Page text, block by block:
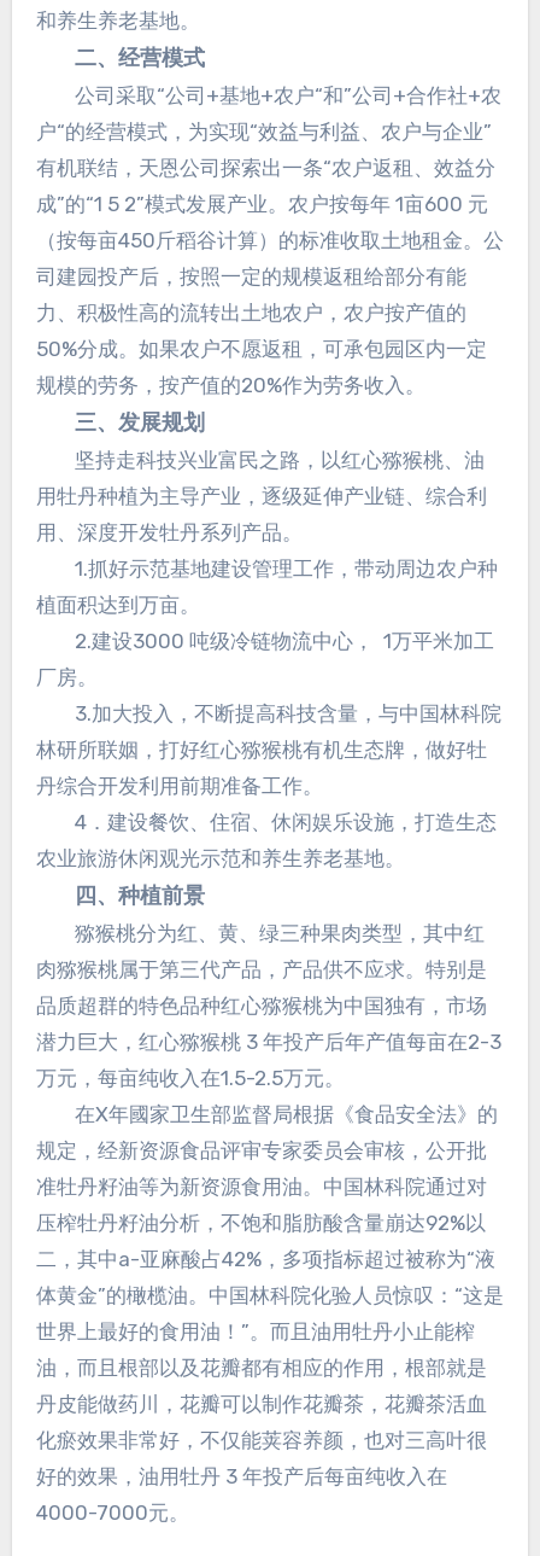
和养生养老基地。
二、经营模式
公司采取“公司+基地+农户“和”公司+合作社+农
户“的经营模式，为实现“效益与利益、农户与企业”
有机联结，天恩公司探索出一条“农户返租、效益分
成”的“1 5 2”模式发展产业。农户按每年 1亩600 元
（按每亩450斤稻谷计算）的标准收取土地租金。公
司建园投产后，按照一定的规模返租给部分有能
力、积极性高的流转出土地农户，农户按产值的
50%分成。如果农户不愿返租，可承包园区内一定
规模的劳务，按产值的20%作为劳务收入。
三、发展规划
坚持走科技兴业富民之路，以红心猕猴桃、油
用牡丹种植为主导产业，逐级延伸产业链、综合利
用、深度开发牡丹系列产品。
1.抓好示范基地建设管理工作，带动周边农户种
植面积达到万亩。
2.建设3000 吨级冷链物流中心， 1万平米加工
厂房。
3.加大投入，不断提高科技含量，与中国林科院
林研所联姻，打好红心猕猴桃有机生态牌，做好牡
丹综合开发利用前期准备工作。
4．建设餐饮、住宿、休闲娱乐设施，打造生态
农业旅游休闲观光示范和养生养老基地。
四、种植前景
猕猴桃分为红、黄、绿三种果肉类型，其中红
肉猕猴桃属于第三代产品，产品供不应求。特别是
品质超群的特色品种红心猕猴桃为中国独有，市场
潜力巨大，红心猕猴桃 3 年投产后年产值每亩在2-3
万元，每亩纯收入在1.5-2.5万元。
在X年國家卫生部监督局根据《食品安全法》的
规定，经新资源食品评审专家委员会审核，公开批
准牡丹籽油等为新资源食用油。中国林科院通过对
压榨牡丹籽油分析，不饱和脂肪酸含量崩达92%以
二，其中a-亚麻酸占42%，多项指标超过被称为“液
体黄金”的橄榄油。中国林科院化验人员惊叹：“这是
世界上最好的食用油！”。而且油用牡丹小止能榨
油，而且根部以及花瓣都有相应的作用，根部就是
丹皮能做药川，花瓣可以制作花瓣茶，花瓣茶活血
化瘀效果非常好，不仅能荚容养颜，也对三高叶很
好的效果，油用牡丹 3 年投产后每亩纯收入在
4000-7000元。